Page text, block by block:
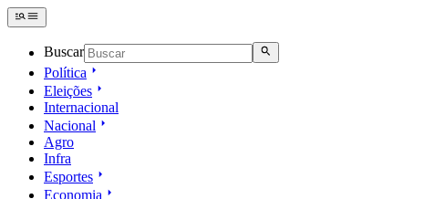
Buscar
Política
Eleições
Internacional
Nacional
Agro
Infra
Esportes
Economia